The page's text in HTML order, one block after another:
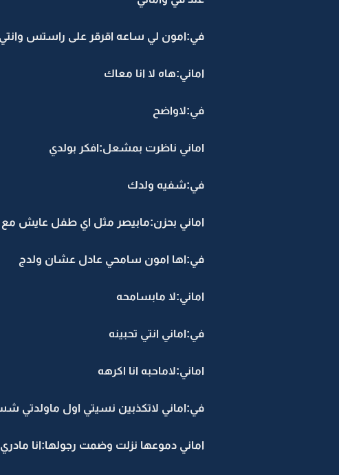
في:امون لي ساعه اقرقر على راستس
اماني:هاه لا انا معاك
في:لاواضح
اماني ناظرت بمشعل:افكر بولدي
في:شفيه ولدك
اماني بحزن:مابيصر مثل اي طفل عايش مع
في:اها امون سامحي عادل عشان ولدج
اماني:لا مابسامحه
في:اماني انتي تحبينه
اماني:لاماحبه انا اكرهه
في:اماني لاتكذبين نسيتي اول
اماني دموعها نزلت وضمت رجولها:انا